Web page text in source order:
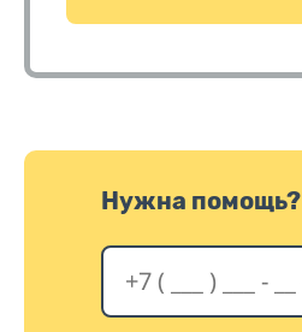
Нужна помощь?